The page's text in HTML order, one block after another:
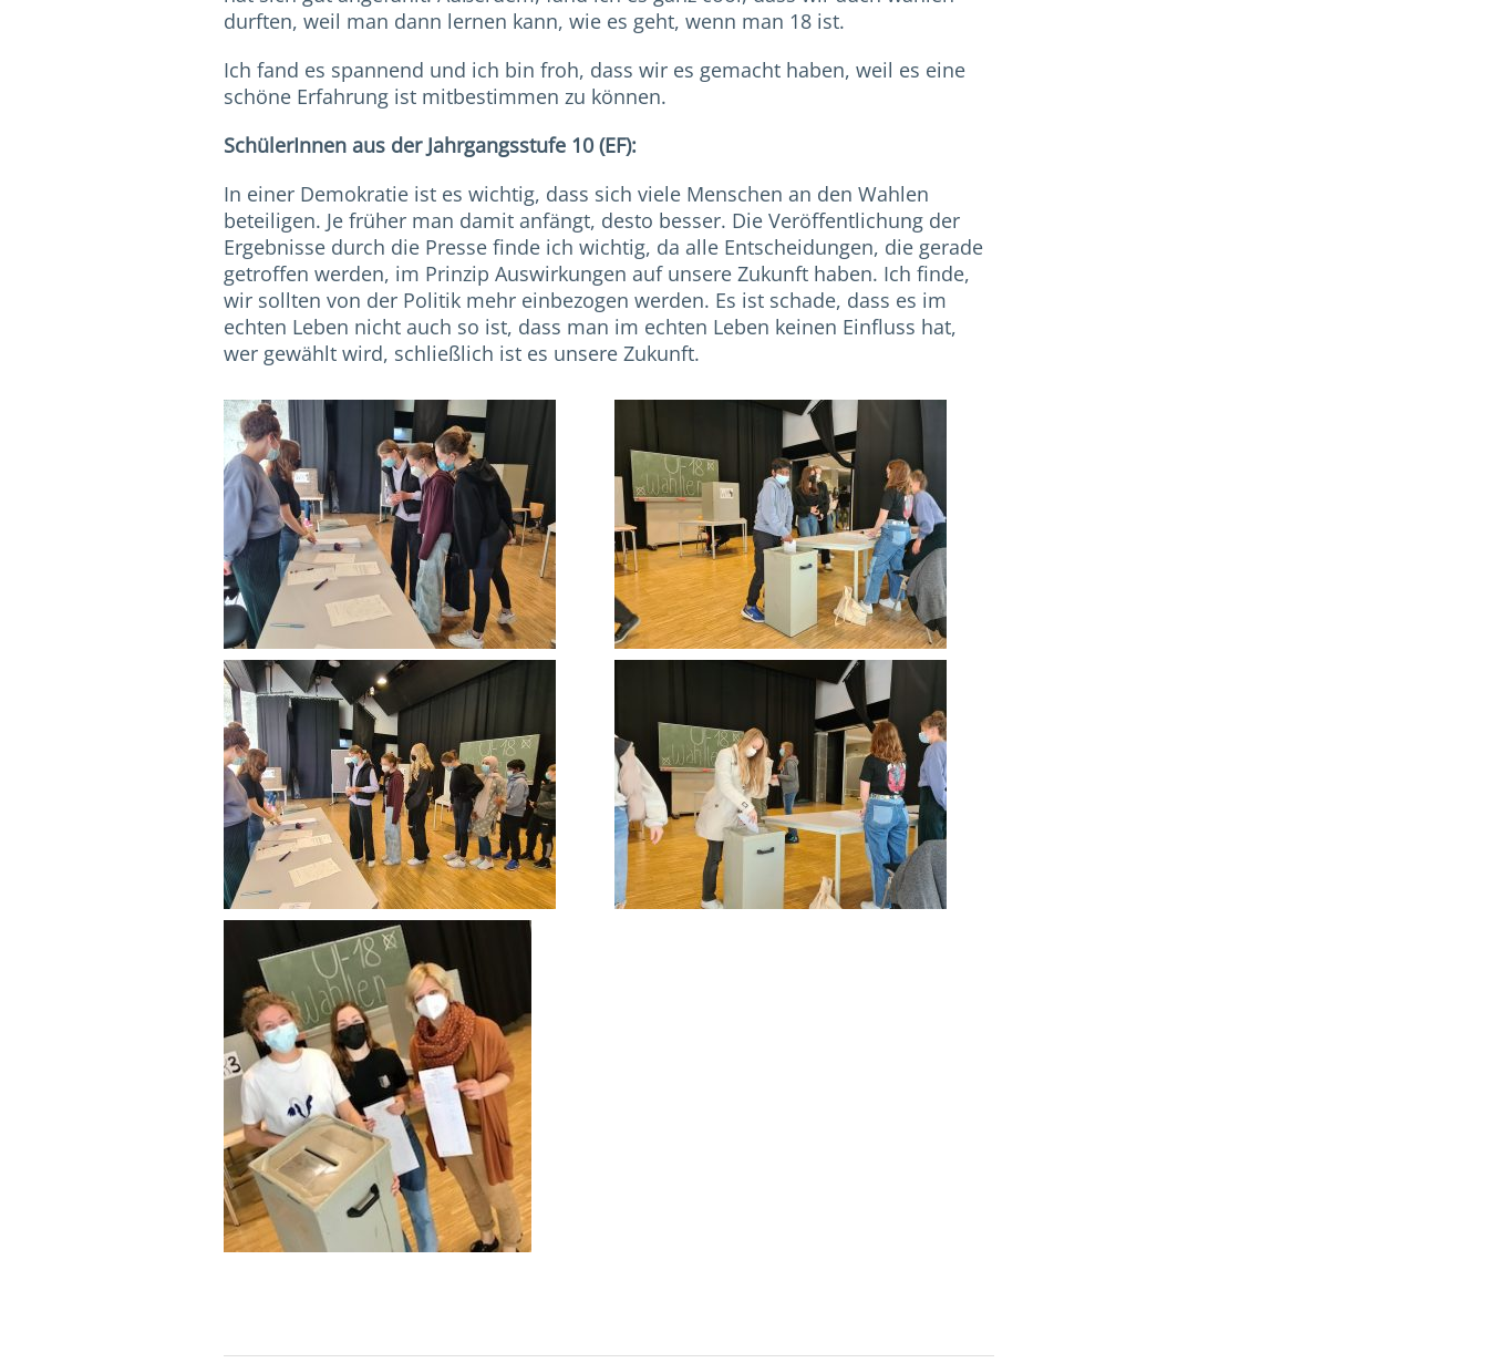
durften, weil man dann lernen kann, wie es geht, wenn man 18 ist.
Ich fand es spannend und ich bin froh, dass wir es gemacht haben, weil es eine
schöne Erfahrung ist mitbestimmen zu können.
SchülerInnen aus der Jahrgangsstufe 10 (EF):
In einer Demokratie ist es wichtig, dass sich viele Menschen an den Wahlen
beteiligen. Je früher man damit anfängt, desto besser. Die Veröffentlichung der
Ergebnisse durch die Presse finde ich wichtig, da alle Entscheidungen, die gerade
getroffen werden, im Prinzip Auswirkungen auf unsere Zukunft haben. Ich finde,
wir sollten von der Politik mehr einbezogen werden. Es ist schade, dass es im
echten Leben nicht auch so ist, dass man im echten Leben keinen Einfluss hat,
wer gewählt wird, schließlich ist es unsere Zukunft.